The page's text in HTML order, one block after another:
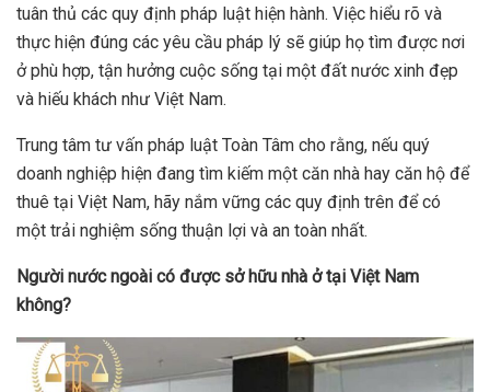
tuân thủ các quy định pháp luật hiện hành. Việc hiểu rõ và
thực hiện đúng các yêu cầu pháp lý sẽ giúp họ tìm được nơi
ở phù hợp, tận hưởng cuộc sống tại một đất nước xinh đẹp
và hiếu khách như Việt Nam.
Trung tâm tư vấn pháp luật Toàn Tâm cho rằng, nếu quý
doanh nghiệp hiện đang tìm kiếm một căn nhà hay căn hộ để
thuê tại Việt Nam, hãy nắm vững các quy định trên để có
một trải nghiệm sống thuận lợi và an toàn nhất.
Người nước ngoài có được sở hữu nhà ở tại Việt Nam
không?